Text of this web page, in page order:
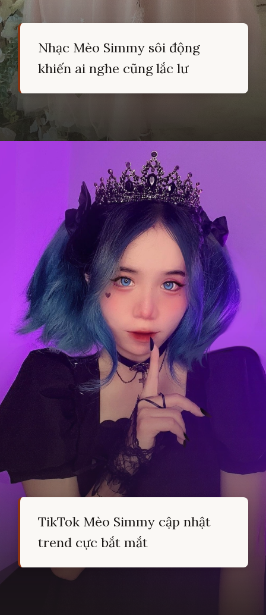
Nhạc Mèo Simmy sôi động
khiến ai nghe cũng lắc lư
https://hocsinhgioi.vn/meo-simmy
TikTok Mèo Simmy cập nhật
trend cực bắt mắt